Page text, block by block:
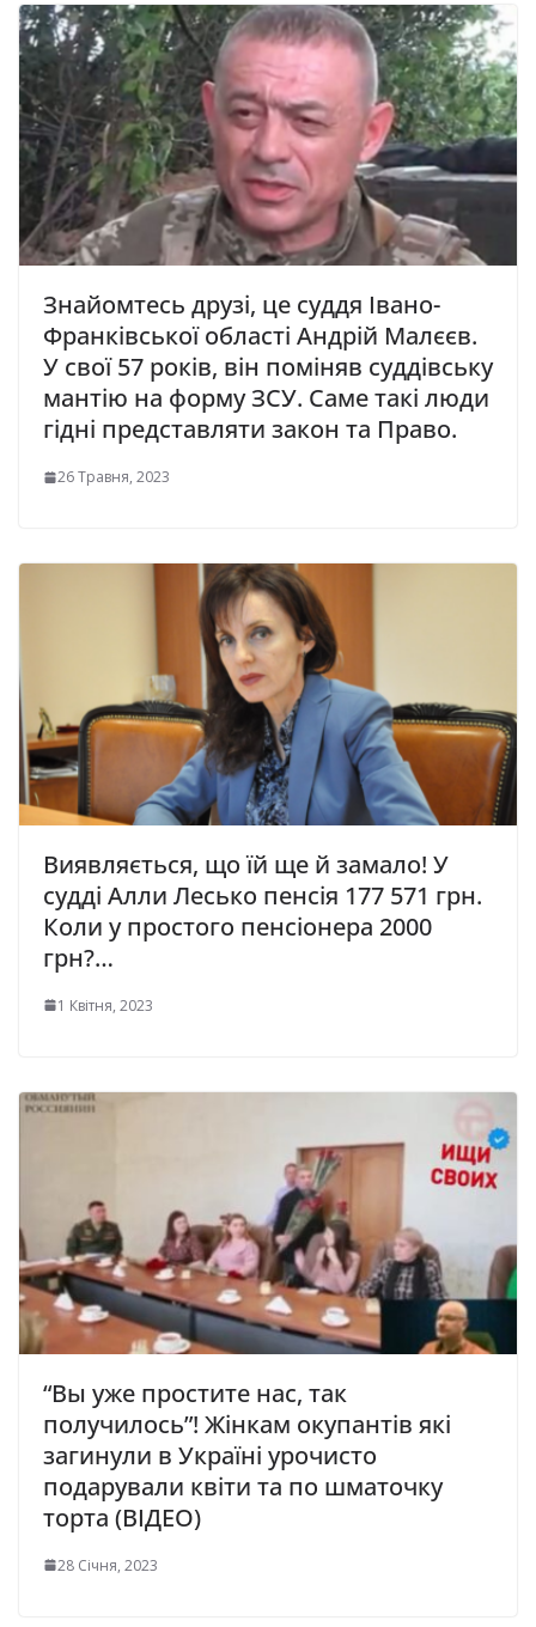
Знайомтесь друзі, це суддя Івано-
Франківської області Андрій Малєєв.
У свої 57 років, він поміняв суддівську
мантію на форму ЗСУ. Саме такі люди
гідні представляти закон та Право.
26 Травня, 2023
Виявляється, що їй ще й замало! У
судді Алли Лесько пенсія 177 571 грн.
Коли у простого пенсіонера 2000
грн?…
1 Квітня, 2023
“Вы уже простите нас, так
получилось”! Жінкам окупантів які
загинули в Україні урочисто
подарували квіти та по шматочку
торта (ВІДЕО)
28 Січня, 2023